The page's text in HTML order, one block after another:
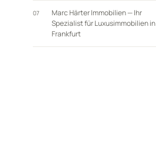
07
Marc Härter Immobilien — Ihr
Spezialist für Luxusimmobilien in
Frankfurt